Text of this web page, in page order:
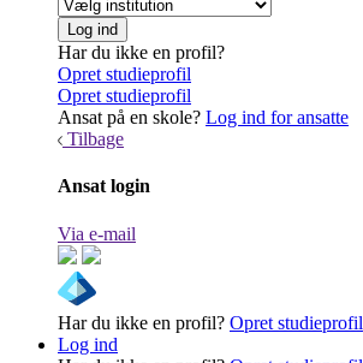
Har du ikke en profil?
Opret studieprofil
Opret studieprofil
Ansat på en skole? Log ind for ansatte
Tilbage
Ansat login
Via e-mail
Har du ikke en profil? Opret studieprofil
Log ind